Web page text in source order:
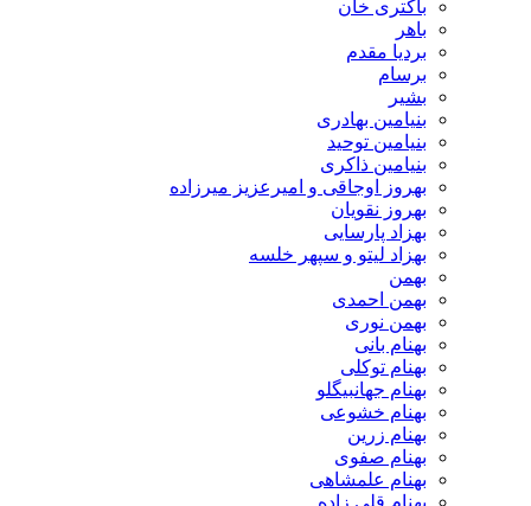
باکتری خان
باهر
بردیا مقدم
برسام
بشیر
بنیامین بهادری
بنیامین توحید
بنیامین ذاکری
بهروز اوجاقی و امیرعزیز میرزاده
بهروز نقویان
بهزاد پارسایی
بهزاد لیتو و سپهر خلسه
بهمن
بهمن احمدی
بهمن نوری
بهنام بانی
بهنام توکلی
بهنام جهانبیگلو
بهنام خشوعی
بهنام زرین
بهنام صفوی
بهنام علمشاهی